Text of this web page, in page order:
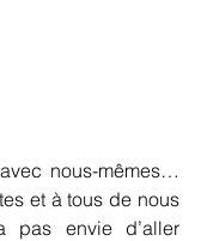
nous-mêmes…
et à tous de nous
pas envie d’aller